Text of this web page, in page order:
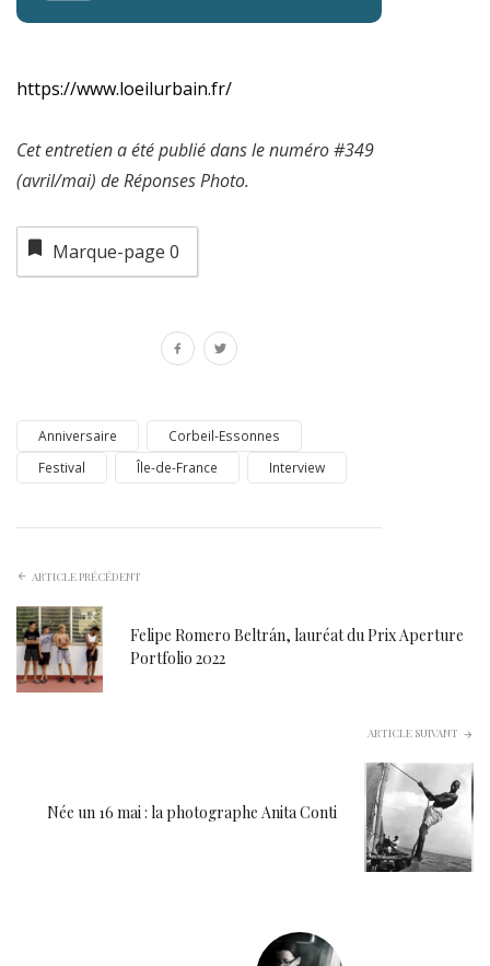
https://www.loeilurbain.fr/
Cet entretien a été publié dans le numéro #349
(avril/mai) de Réponses Photo.
Marque-page 0
Anniversaire
Corbeil-Essonnes
Festival
Île-de-France Interview
ARTICLE PRÉCÉDENT
Felipe Romero Beltrán, lauréat du Prix Aperture
Portfolio 2022
ARTICLE SUIVANT
Née un 16 mai : la photographe Anita Conti